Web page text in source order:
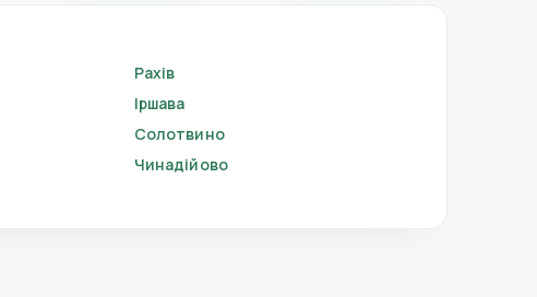
Рахів
Іршава
Солотвино
Чинадійово